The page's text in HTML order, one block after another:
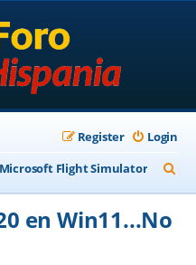
Login
Register
Microsoft Flight Simulator
e
en Win11...No